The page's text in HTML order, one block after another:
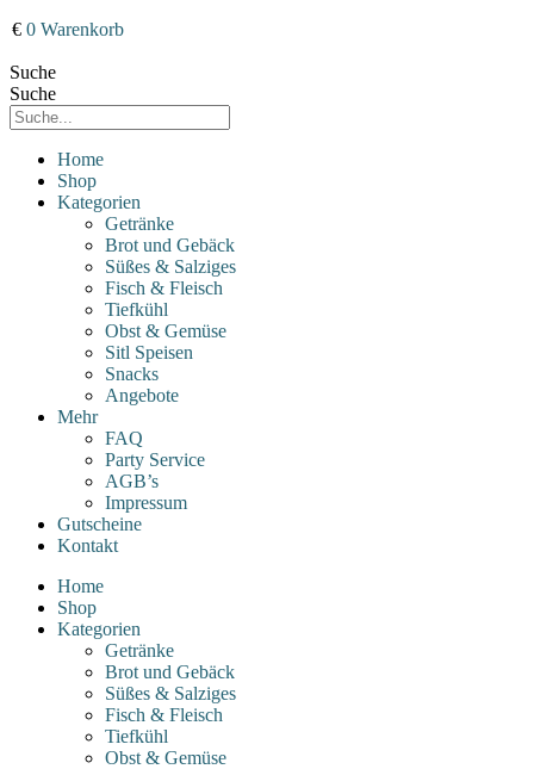
€ 0 Warenkorb
Suche
Suche
Home
Shop
Kategorien
Getränke
Brot und Gebäck
Süßes & Salziges
Fisch & Fleisch
Tiefkühl
Obst & Gemüse
Sitl Speisen
Snacks
Angebote
Mehr
FAQ
Party Service
AGB’s
Impressum
Gutscheine
Kontakt
Home
Shop
Kategorien
Getränke
Brot und Gebäck
Süßes & Salziges
Fisch & Fleisch
Tiefkühl
Obst & Gemüse